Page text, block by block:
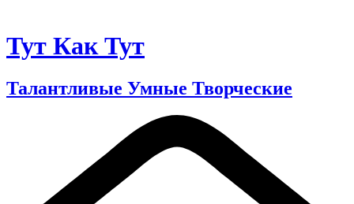
Тут Как Тут
Талантливые Умные Творческие